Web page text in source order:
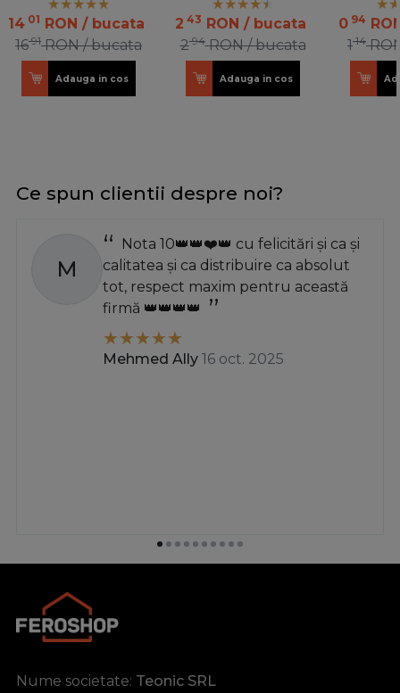
14 01 RON / bucata
1691 RON / bucata
Adauga in cos
2 43 RON / bucata
294 RON / bucata
Adauga in cos
0 94
114
Ce spun clientii despre noi?
M
Nota 10👑👑❤️👑 cu felicitări și ca și
calitatea și ca distribuire ca absolut
tot, respect maxim pentru această
firmă 👑👑👑👑
Mehmed Ally 16 oct. 2025
Nume societate: Teonic SRL